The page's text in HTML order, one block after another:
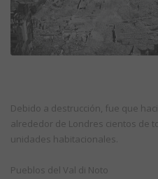
Debido a destrucción, fue que
alrededor de Londres cientos de
unidades habitacionales.
Pueblos del Val di Noto